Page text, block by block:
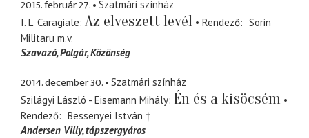
2015. február 27.
Szatmári színház
I. L. Caragiale Az elveszett levél Rendező
Sorin
Militaru m.v.
Szavazó, Polgár, Közönség
2014. december 30.
Szatmári színház
Szilágyi László - Eisemann Mihály Én és a kisöcsém
Rendező
Bessenyei István †
Andersen Villy tápszergyáros